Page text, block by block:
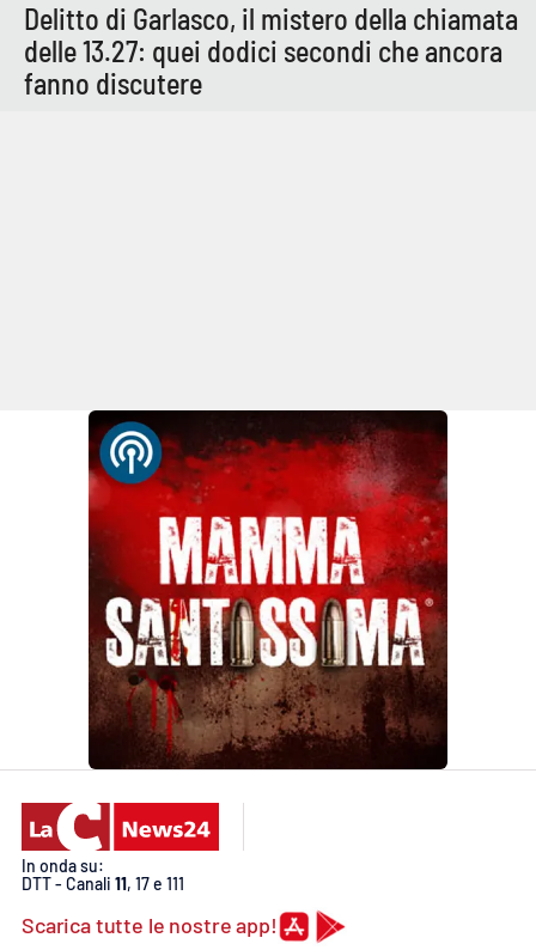
Delitto di Garlasco, il mistero della chiamata
delle 13.27: quei dodici secondi che ancora
fanno discutere
In onda su:
DTT - Canali 11, 17 e 111
Scarica tutte le nostre app!